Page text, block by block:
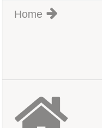
Home